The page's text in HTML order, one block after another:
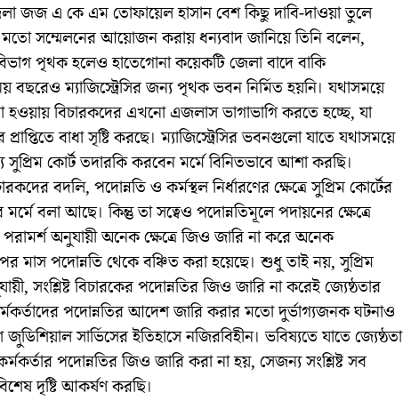
জজ এ কে এম তোফায়েল হাসান বেশ কিছু দাবি-দাওয়া তুলে
মতো সম্মেলনের আয়োজন করায় ধন্যবাদ জানিয়ে তিনি বলেন,
পৃথক হলেও হাতেগোনা কয়েকটি জেলা বাদে বাকি
বছরেও ম্যাজিস্ট্রেসির জন্য পৃথক ভবন নির্মিত হয়নি। যথাসময়ে
বিচারকদের এখনো এজলাস ভাগাভাগি করতে হচ্ছে, যা
বাধা সৃষ্টি করছে। ম্যাজিস্ট্রেসির ভবনগুলো যাতে যথাসময়ে
সুপ্রিম কোর্ট তদারকি করবেন মর্মে বিনিতভাবে আশা করছি।
বদলি, পদোন্নতি ও কর্মস্থল নির্ধারণের ক্ষেত্রে সুপ্রিম কোর্টের
মর্মে বলা আছে। কিন্তু তা সত্বেও পদোন্নতিমূলে পদায়নের ক্ষেত্রে
পরামর্শ অনুযায়ী অনেক ক্ষেত্রে জিও জারি না করে অনেক
মাস পদোন্নতি থেকে বঞ্চিত করা হয়েছে। শুধু তাই নয়, সুপ্রিম
সংশ্লিষ্ট বিচারকের পদোন্নতির জিও জারি না করেই জ্যেষ্ঠতার
পদোন্নতির আদেশ জারি করার মতো দুর্ভাগ্যজনক ঘটনাও
জুডিশিয়াল সার্ভিসের ইতিহাসে নজিরবিহীন। ভবিষ্যতে যাতে জ্যেষ্ঠতা
পদোন্নতির জিও জারি করা না হয়, সেজন্য সংশ্লিষ্ট সব
দৃষ্টি আকর্ষণ করছি।